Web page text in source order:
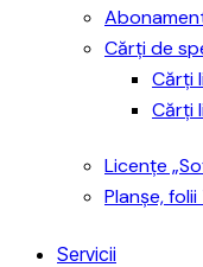
Cărți de
Cărți
Cărți
Licențe
Planșe,
Servicii